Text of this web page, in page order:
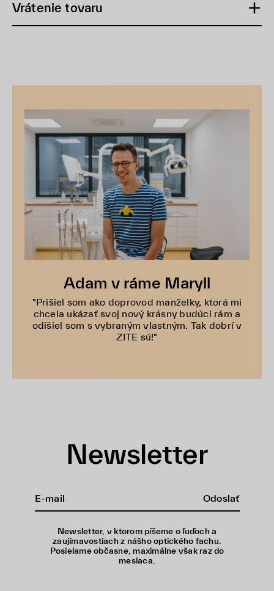
Vrátenie tovaru
Adam v ráme Maryll
"Prišiel som ako doprovod manželky, ktorá mi
chcela ukázať svoj nový krásny budúci rám a
odišiel som s vybraným vlastným. Tak dobrí v
ZITE sú!"
Newsletter
Odoslať
Newsletter, v ktorom píšeme o ľuďoch a
zaujímavostiach z nášho optického fachu.
Posielame občasne, maximálne však raz do
mesiaca.